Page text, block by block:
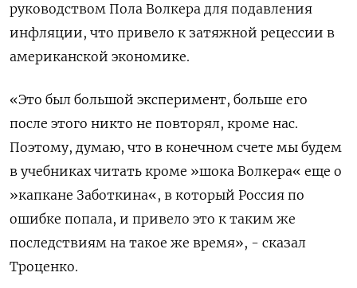
руководством Пола Волкера для подавления
инфляции, что привело к затяжной рецессии в
американской экономике.
«Это ​был большой эксперимент, больше его
после этого никто не повторял, кроме нас.
Поэтому, думаю, что в конечном счете мы будем
в учебниках читать кроме »шока Волкера« еще о
»капкане Заботкина«, в который Россия по
ошибке попала, и привело это к таким же
последствиям на такое же время», - сказал
Троценко.